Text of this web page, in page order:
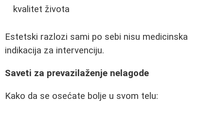
kvalitet života
Estetski razlozi sami po sebi nisu medicinska
indikacija za intervenciju.
Saveti za prevazilaženje nelagode
Kako da se osećate bolje u svom telu: